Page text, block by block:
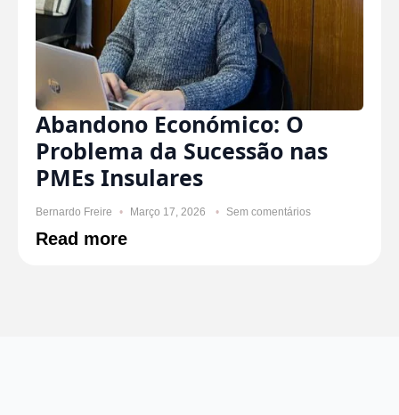
Abandono Económico: O
Problema da Sucessão nas
PMEs Insulares
Bernardo Freire Março 17, 2026 Sem comentários
Read more